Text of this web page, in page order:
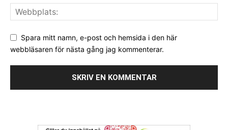
Spara mitt namn, e-post och hemsida i den här
webbläsaren för nästa gång jag kommenterar.